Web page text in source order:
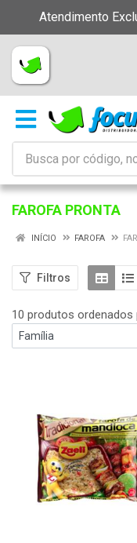
Atendimento
FAROFA PRONTA
INÍCIO FAROFA
Filtros
10 produtos ordenados